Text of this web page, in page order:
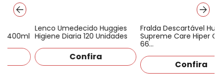
Lenco Umedecido Huggies
Higiene Diaria 120 Unidades
Confira
Fralda Descartável Huggies
Supreme Care Hiper G com
Confira